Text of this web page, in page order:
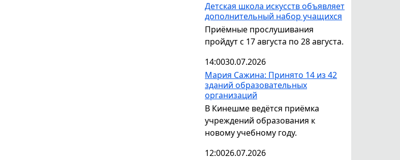
Детская школа искусств объявляет
дополнительный набор учащихся
Приёмные прослушивания
пройдут с 17 августа по 28 августа.
14:0030.07.2026
Мария Сажина: Принято 14 из 42
зданий образовательных
организаций
В Кинешме ведётся приёмка
учреждений образования к
новому учебному году.
12:0026.07.2026